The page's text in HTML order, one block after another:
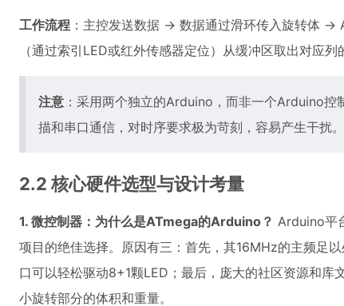
工作流程 ：主控发送数据 -> 数据通过滑环传入旋转体 -
（通过索引LED或红外传感器定位）从缓冲区取出对应
注意 ：采用两个独立的Arduino，而非一个Arduino
描和串口通信，对时序要求极为苛刻，容易产生干扰
2.2 核心硬件选型与设计考量
1. 微控制器：为什么是ATmega的Arduino？ Arduino平
项目的绝佳选择。原因有三：首先，其16MHz的主频足
口可以轻松驱动8+1颗LED；最后，庞大的社区资源和
小旋转部分的体积和重量。